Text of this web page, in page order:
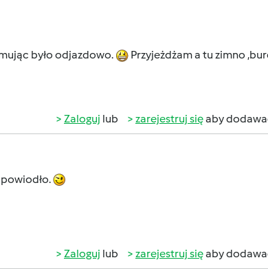
było odjazdowo.
Przyjeżdżam a tu zimno
Zaloguj lub zarejestruj sięaby
Zaloguj lub zarejestruj sięaby